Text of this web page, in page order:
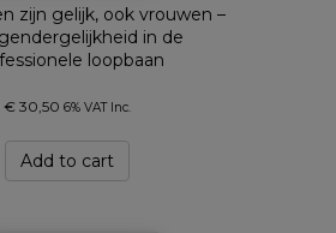
zijn gelijk, ook vrouwen –
in de
loopbaan
€ 30,50 6% VAT Inc.
Add to cart